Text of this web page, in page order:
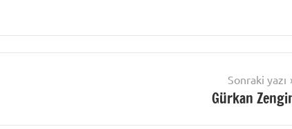
Sonraki yazı
Gürkan